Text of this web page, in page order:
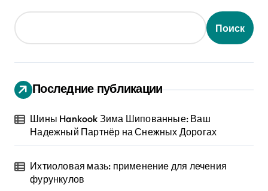
Поиск
Последние публикации
Шины Hankook Зима Шипованные: Ваш
Надежный Партнёр на Снежных Дорогах
Ихтиоловая мазь: применение для лечения
фурункулов